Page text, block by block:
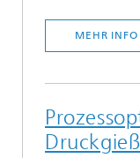
MEHR INFO